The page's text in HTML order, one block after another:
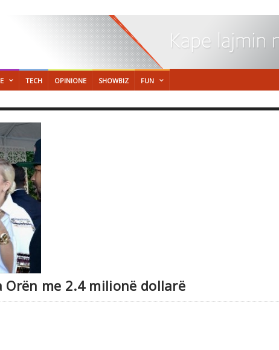
TECH OPINIONE SHOWBIZ FUN
Orën me 2.4 milionë dollarë